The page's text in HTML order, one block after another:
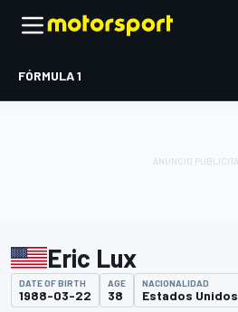
FÓRMULA 1
Eric Lux
DATE OF BIRTH
1988-03-22
AGE
38
NACIONALIDAD
Estados Unidos